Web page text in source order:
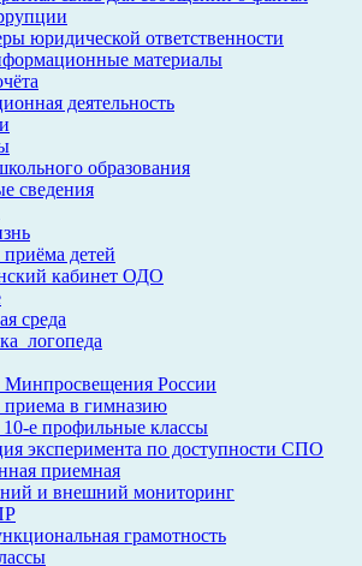
юридической ответственности
материалы
деятельность
образования
сведения
детей
кабинет ОДО
среда
Минпросвещения России
приема в гимназию
е профильные классы
эксперимента по доступности СПО
приемная
и внешний мониторинг
грамотность